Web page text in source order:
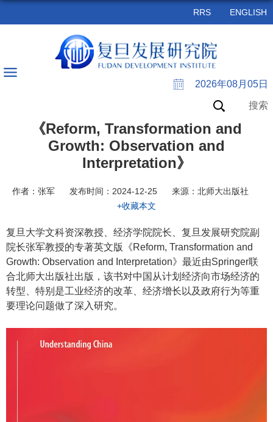
RRS ENGLISH
2026年08月05日
搜索
《Reform, Transformation and
Growth: Observation and
Interpretation》
作者：张军 发布时间：2024-12-25
来源：北师大出版社
+收藏本文
复旦大学文科资深教授、经济学院院长、复旦发展研究院副
院长张军教授的专著英文版《Reform, Transformation and
Growth: Observation and Interpretation》最近由Springer联
合北师大出版社出版，该书对中国从计划经济向市场经济的
转型、特别是工业经济的改革、经济增长以及政府行为等重
要理论问题做了深入研究。